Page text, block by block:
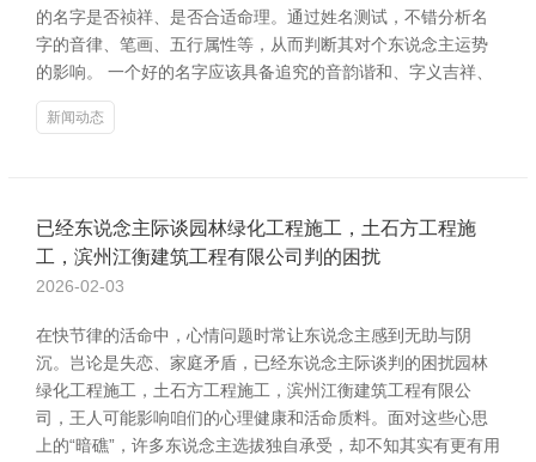
的名字是否祯祥、是否合适命理。通过姓名测试，不错分析名
字的音律、笔画、五行属性等，从而判断其对个东说念主运势
的影响。 一个好的名字应该具备追究的音韵谐和、字义吉祥、
新闻动态
已经东说念主际谈园林绿化工程施工，土石方工程施
工，滨州江衡建筑工程有限公司判的困扰
2026-02-03
在快节律的活命中，心情问题时常让东说念主感到无助与阴
沉。岂论是失恋、家庭矛盾，已经东说念主际谈判的困扰园林
绿化工程施工，土石方工程施工，滨州江衡建筑工程有限公
司，王人可能影响咱们的心理健康和活命质料。面对这些心思
上的“暗礁”，许多东说念主选拔独自承受，却不知其实有更有用